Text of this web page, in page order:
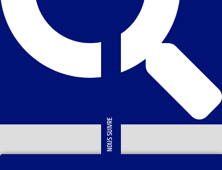
NOUS SUIVRE